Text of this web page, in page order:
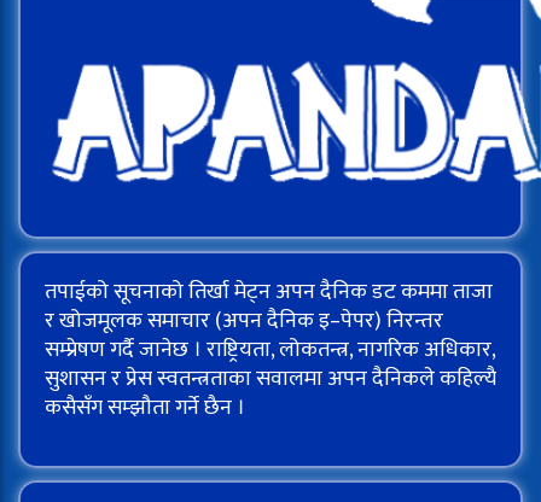
तपाईको सूचनाको तिर्खा मेट्न अपन दैनिक डट कममा ताजा
र खोजमूलक समाचार (अपन दैनिक इ–पेपर) निरन्तर
सम्प्रेषण गर्दै जानेछ । राष्ट्रियता, लोकतन्त्र, नागरिक अधिकार,
सुशासन र प्रेस स्वतन्त्रताका सवालमा अपन दैनिकले कहिल्यै
कसैसँग सम्झौता गर्ने छैन ।